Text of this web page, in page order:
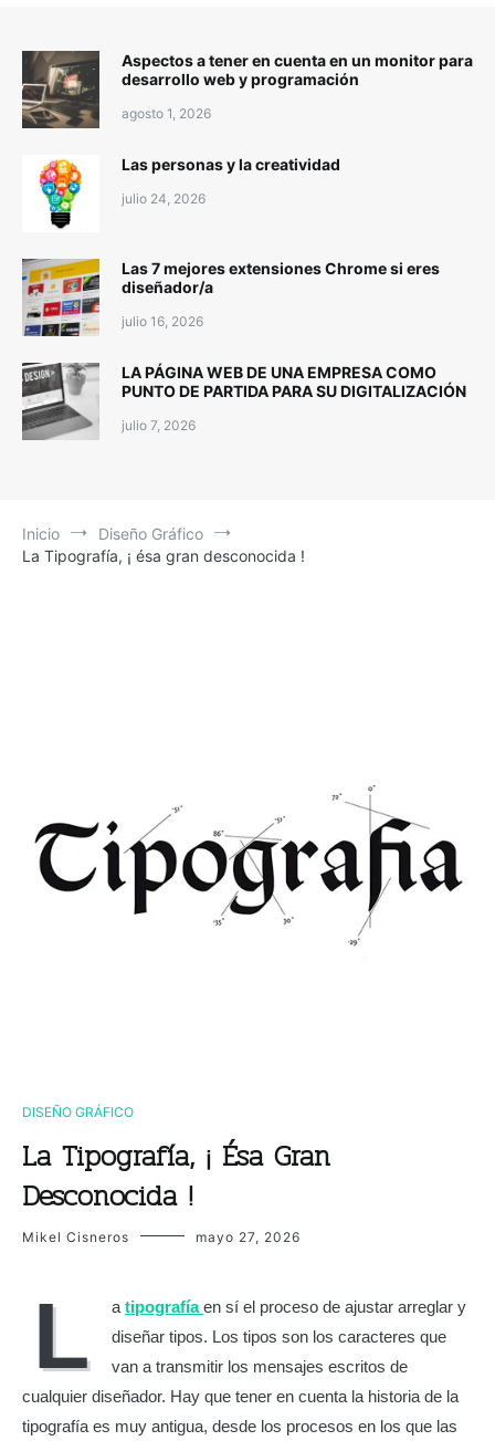
Aspectos a tener en cuenta en un monitor para
desarrollo web y programación
agosto 1, 2026
Las personas y la creatividad
julio 24, 2026
Las 7 mejores extensiones Chrome si eres
diseñador/a
julio 16, 2026
LA PÁGINA WEB DE UNA EMPRESA COMO
PUNTO DE PARTIDA PARA SU DIGITALIZACIÓN
julio 7, 2026
Inicio
Diseño Gráfico
La Tipografía, ¡ ésa gran desconocida !
DISEÑO GRÁFICO
La Tipografía, ¡ Ésa Gran
Desconocida !
Mikel Cisneros mayo 27, 2026
L a tipografía en sí el proceso de ajustar arreglar y
diseñar tipos. Los tipos son los caracteres que
van a transmitir los mensajes escritos de
cualquier diseñador. Hay que tener en cuenta la historia de la
tipografía es muy antigua, desde los procesos en los que las